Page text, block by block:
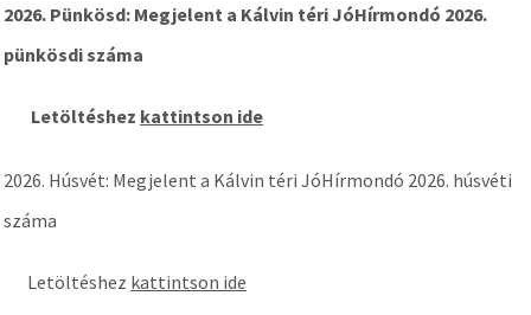
2026. Pünkösd: Megjelent a Kálvin téri JóHírmondó 2026.
pünkösdi száma
Letöltéshez kattintson ide
2026. Húsvét: Megjelent a Kálvin téri JóHírmondó 2026. húsvéti
száma
Letöltéshez kattintson ide